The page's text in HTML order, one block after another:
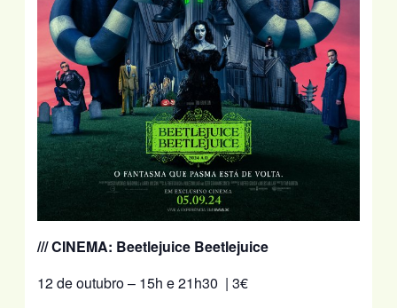
/// CINEMA: Beetlejuice Beetlejuice
12 de outubro – 15h e 21h30 | 3€